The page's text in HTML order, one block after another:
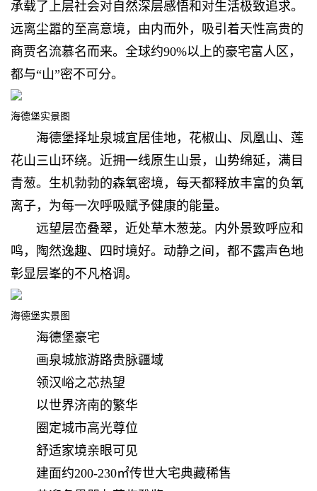
承载了上层社会对自然深层感悟和对生活极致追求。
远离尘嚣的至高意境，由内而外，吸引着天性高贵的
商贾名流慕名而来。全球约90%以上的豪宅富人区，
都与“山”密不可分。
海德堡实景图
海德堡择址泉城宜居佳地，花椒山、凤凰山、莲
花山三山环绕。近拥一线原生山景，山势绵延，满目
青葱。生机勃勃的森氧密境，每天都释放丰富的负氧
离子，为每一次呼吸赋予健康的能量。
远望层峦叠翠，近处草木葱茏。内外景致呼应和
鸣，陶然逸趣、四时境好。动静之间，都不露声色地
彰显层峯的不凡格调。
海德堡实景图
海德堡豪宅
画泉城旅游路贵脉疆域
领汉峪之芯热望
以世界济南的繁华
圈定城市高光尊位
舒适家境亲眼可见
建面约200-230㎡传世大宅典藏稀售